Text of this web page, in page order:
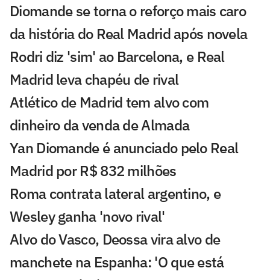
Diomande se torna o reforço mais caro
da história do Real Madrid após novela
Rodri diz 'sim' ao Barcelona, e Real
Madrid leva chapéu de rival
Atlético de Madrid tem alvo com
dinheiro da venda de Almada
Yan Diomande é anunciado pelo Real
Madrid por R$ 832 milhões
Roma contrata lateral argentino, e
Wesley ganha 'novo rival'
Alvo do Vasco, Deossa vira alvo de
manchete na Espanha: 'O que está